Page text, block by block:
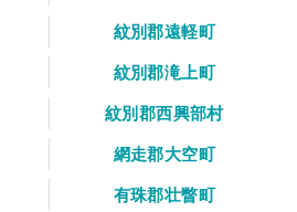
紋別郡遠軽町
紋別郡滝上町
紋別郡西興部村
網走郡大空町
有珠郡壮瞥町